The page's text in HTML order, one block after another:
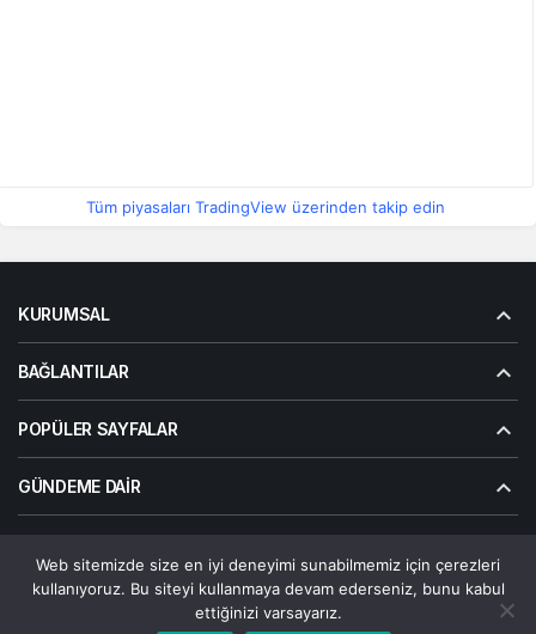
Tüm piyasaları TradingView üzerinden takip edin
KURUMSAL
BAĞLANTILAR
POPÜLER SAYFALAR
GÜNDEME DAIR
© Telif Hakkı 2026, Tüm Hakları Saklıdır | Alanalp İnternet
Çözümler
Gizlilik Politikası Hakkımızda
Web sitemizde size en iyi deneyimi sunabilmemiz için çerezleri
kullanıyoruz. Bu siteyi kullanmaya devam ederseniz, bunu kabul
ettiğinizi varsayarız.